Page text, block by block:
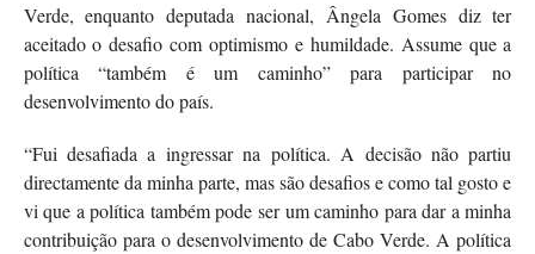
Verde, enquanto deputada nacional, Ângela Gomes diz ter
aceitado o desafio com optimismo e humildade. Assume que a
política “também é um caminho” para participar no
desenvolvimento do país.
“Fui desafiada a ingressar na política. A decisão não partiu
directamente da minha parte, mas são desafios e como tal gosto e
vi que a política também pode ser um caminho para dar a minha
contribuição para o desenvolvimento de Cabo Verde. A política